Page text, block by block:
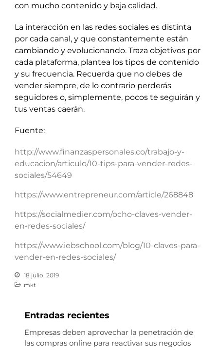
con mucho contenido y baja calidad.
La interacción en las redes sociales es distinta
por cada canal, y que constantemente están
cambiando y evolucionando. Traza objetivos por
cada plataforma, plantea los tipos de contenido
y su frecuencia. Recuerda que no debes de
vender siempre, de lo contrario perderás
seguidores o, simplemente, pocos te seguirán y
tus ventas caerán.
Fuente:
http://www.finanzaspersonales.co/trabajo-y-
educacion/articulo/10-tips-para-vender-redes-
sociales/54649
https://www.entrepreneur.com/article/268848
https://socialmedier.com/ocho-claves-vender-
en-redes-sociales/
https://www.iebschool.com/blog/10-claves-para-
vender-en-redes-sociales/
18 julio, 2019
mkt
Entradas recientes
Empresas deben aprovechar la penetración de
las compras online para reactivar sus negocios